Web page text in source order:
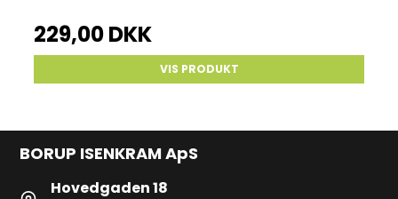
229,00 DKK
VIS PRODUKT
BORUP ISENKRAM ApS
Hovedgaden 18